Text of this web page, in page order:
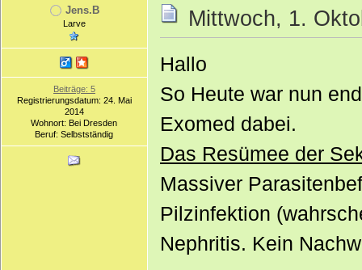
Jens.B
Larve
Beiträge: 5
Registrierungsdatum: 24. Mai
2014
Wohnort: Bei Dresden
Beruf: Selbstständig
Mittwoch, 1.
Hallo
So Heute war nun
Exomed dabei.
Das Resümee der
Massiver
Pilzinfektion
Nephritis. Kein